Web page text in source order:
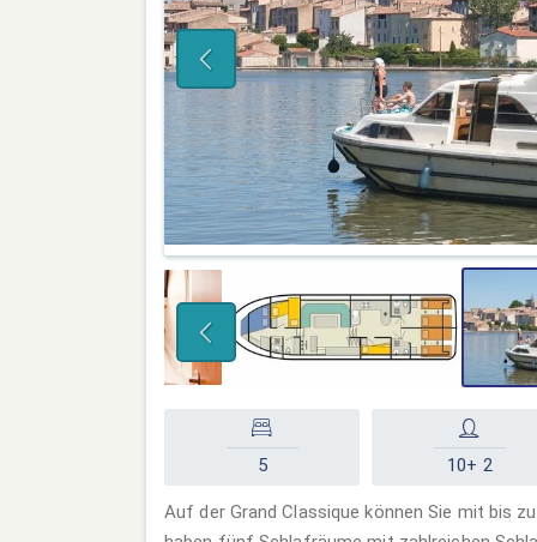
5 10+ 2
Auf der Grand Classique können Sie mit bis